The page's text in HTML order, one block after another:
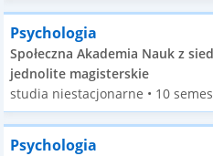
Psychologia
Społeczna Akademia Nauk z
jednolite magisterskie
studia niestacjonarne • 10
Psychologia